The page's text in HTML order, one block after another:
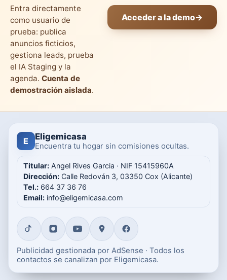
Entra directamente
como usuario de
prueba: publica
anuncios ficticios,
gestiona leads, prueba
el IA Staging y la
agenda. Cuenta de
demostración aislada.
Acceder a la demo→
E Eligemicasa
Encuentra tu hogar sin comisiones ocultas.
Titular: Angel Rives Garcia · NIF 15415960A
Dirección: Calle Redován 3, 03350 Cox (Alicante)
Tel.: 664 37 36 76
Email: info@eligemicasa.com
Publicidad gestionada por AdSense · Todos los
contactos se canalizan por Eligemicasa.